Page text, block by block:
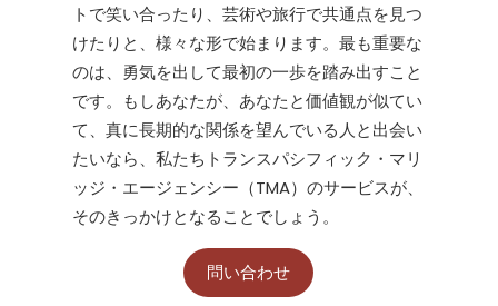
トで笑い合ったり、芸術や旅行で共通点を見つ
けたりと、様々な形で始まります。最も重要な
のは、勇気を出して最初の一歩を踏み出すこと
です。もしあなたが、あなたと価値観が似てい
て、真に長期的な関係を望んでいる人と出会い
たいなら、私たちトランスパシフィック・マリ
ッジ・エージェンシー（TMA）のサービスが、
そのきっかけとなることでしょう。
問い合わせ